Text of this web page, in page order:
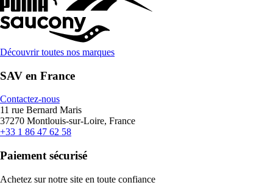
Découvrir toutes nos marques
SAV en France
Contactez-nous
11 rue Bernard Maris
37270 Montlouis-sur-Loire, France
+33 1 86 47 62 58
Paiement sécurisé
Achetez sur notre site en toute confiance